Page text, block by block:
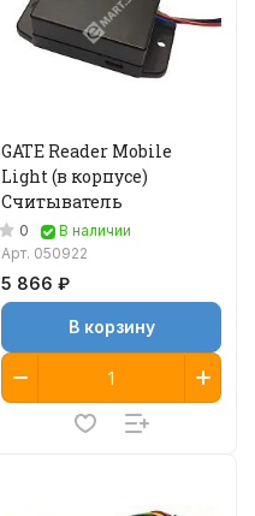
GATE Reader Mobile
Light (в корпусе)
Считыватель
0
В наличии
Арт. 050922
5 866 ₽
В корзину